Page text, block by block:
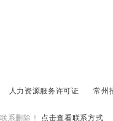
人力资源服务许可证
常州
系删除！
点击查看联系方式